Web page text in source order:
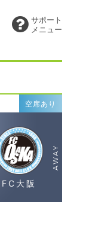
サポート
メニュー
空席あり
FC大阪
AWAY